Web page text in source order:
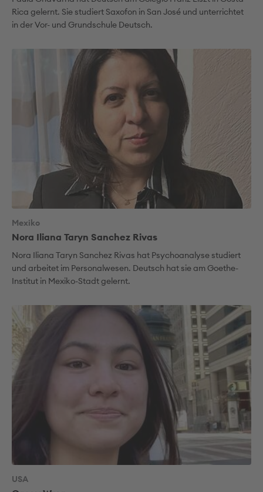
Rica gelernt. Sie studiert Saxofon in San José und unterrichtet
in der Vor- und Grundschule Deutsch.
Mexiko
Nora Iliana Taryn Sanchez Rivas
Nora Iliana Taryn Sanchez Rivas hat Psychoanalyse studiert
und arbeitet im Personalwesen. Deutsch hat sie am Goethe-
Institut in Mexiko-Stadt gelernt.
USA